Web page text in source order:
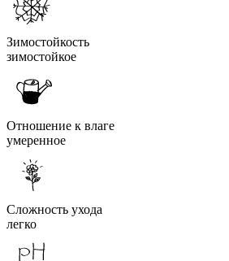
Зимостойкость
зимостойкое
Отношение к влаге
умеренное
Сложность ухода
легко